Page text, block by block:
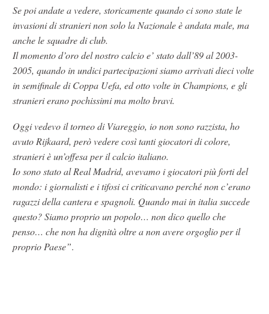
Se poi andate a vedere, storicamente quando ci sono state le
invasioni di stranieri non solo la Nazionale è andata male, ma
anche le squadre di club.
Il momento d’oro del nostro calcio e’ stato dall’89 al 2003-
2005, quando in undici partecipazioni siamo arrivati dieci volte
in semifinale di Coppa Uefa, ed otto volte in Champions, e gli
stranieri erano pochissimi ma molto bravi.
Oggi vedevo il torneo di Viareggio, io non sono razzista, ho
avuto Rijkaard, però vedere così tanti giocatori di colore,
stranieri è un’offesa per il calcio italiano.
Io sono stato al Real Madrid, avevamo i giocatori più forti del
mondo: i giornalisti e i tifosi ci criticavano perché non c’erano
ragazzi della cantera e spagnoli. Quando mai in italia succede
questo? Siamo proprio un popolo… non dico quello che
penso… che non ha dignità oltre a non avere orgoglio per il
proprio Paese”.